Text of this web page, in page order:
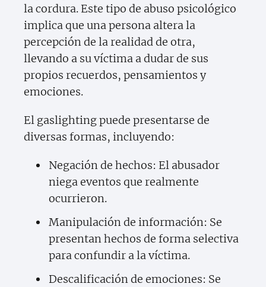
la cordura. Este tipo de abuso psicológico
implica que una persona altera la
percepción de la realidad de otra,
llevando a su víctima a dudar de sus
propios recuerdos, pensamientos y
emociones.
El gaslighting puede presentarse de
diversas formas, incluyendo:
Negación de hechos: El abusador
niega eventos que realmente
ocurrieron.
Manipulación de información: Se
presentan hechos de forma selectiva
para confundir a la víctima.
Descalificación de emociones: Se